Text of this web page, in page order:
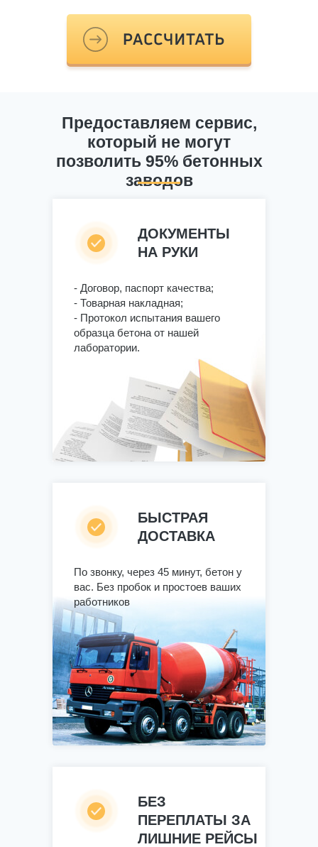
Предоставляем сервис,
который не могут
позволить 95% бетонных
заводов
ДОКУМЕНТЫ
НА РУКИ
- Договор, паспорт качества;
- Товарная накладная;
- Протокол испытания вашего
образца бетона от нашей
лаборатории.
БЕЗ
ПЕРЕПЛАТЫ ЗА
ЛИШНИЕ РЕЙСЫ
БЫСТРАЯ
ДОСТАВКА
По звонку, через 45 минут, бетон у
вас. Без пробок и простоев ваших
работников